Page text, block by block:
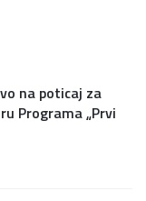
na poticaj za
Programa „Prvi